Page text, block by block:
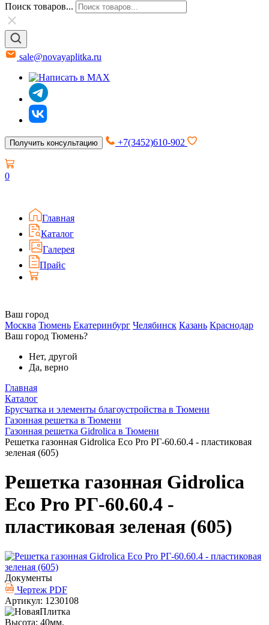
Поиск товаров...
sale@novayaplitka.ru
Получить консультацию +7(3452)610-902
0
Главная
Каталог
Галерея
Прайс
Ваш город
Москва Тюмень Екатеринбург Челябинск Казань Краснодар
Ваш город Тюмень?
Нет, другой
Да, верно
Главная
Каталог
Брусчатка и элементы благоустройства в Тюмени
Газонная решетка в Тюмени
Газонная решетка Gidrolica в Тюмени
Решетка газонная Gidrolica Eco Pro РГ-60.60.4 - пластиковая
зеленая (605)
Решетка газонная Gidrolica
Eco Pro РГ-60.60.4 -
пластиковая зеленая (605)
Документы
Чертеж PDF
Артикул: 1230108
Высота: 40мм.